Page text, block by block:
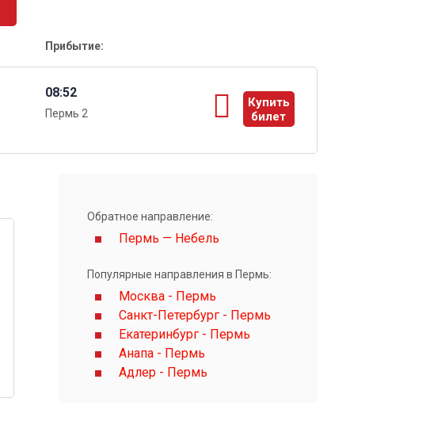
Прибытие:
08:52
Пермь 2
Купить
билет
ы
Обратное направление:
Пермь — Небель
Популярные направления в Пермь:
Москва - Пермь
Санкт-Петербург - Пермь
Екатеринбург - Пермь
Анапа - Пермь
Адлер - Пермь